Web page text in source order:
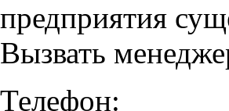
предприятия
Вызвать
Телефон: